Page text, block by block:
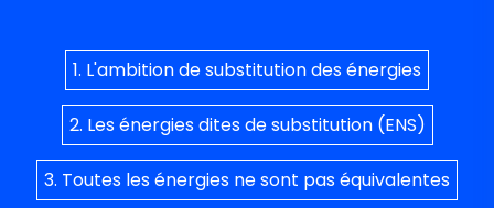
1. L'ambition de substitution des énergies
2. Les énergies dites de substitution (ENS)
3. Toutes les énergies ne sont pas équivalentes